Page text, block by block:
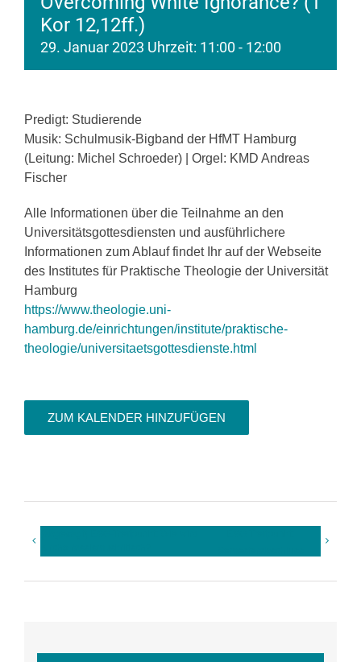
Kor 12,12ff.)
29. Januar 2023 Uhrzeit: 11:00- 12:00
Predigt: Studierende
Musik: Schulmusik-Bigband der HfMT Hamburg
(Leitung: Michel Schroeder) | Orgel: KMD Andreas
Fischer
Alle Informationen über die Teilnahme an den
Universitätsgottesdiensten und ausführlichere
Informationen zum Ablauf findet Ihr auf der Webseite
des Institutes für Praktische Theologie der Universität
Hamburg
https://www.theologie.uni-
hamburg.de/einrichtungen/institute/praktische-
theologie/universitaetsgottesdienste.html
ZUM KALENDER HINZUFÜGEN